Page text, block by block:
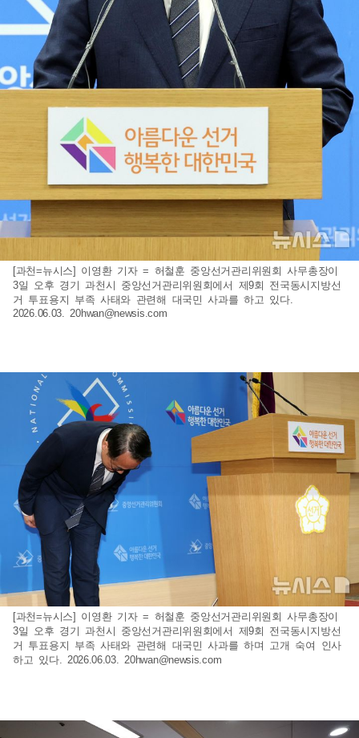
[과천=뉴시스] 이영환 기자 = 허철훈 중앙선거관리위원회 사무총장이
3일 오후 경기 과천시 중앙선거관리위원회에서 제9회 전국동시지방선
거 투표용지 부족 사태와 관련해 대국민 사과를 하고 있다.
2026.06.03. 20hwan@newsis.com
[과천=뉴시스] 이영환 기자 = 허철훈 중앙선거관리위원회 사무총장이
3일 오후 경기 과천시 중앙선거관리위원회에서 제9회 전국동시지방선
거 투표용지 부족 사태와 관련해 대국민 사과를 하며 고개 숙여 인사
하고 있다. 2026.06.03. 20hwan@newsis.com